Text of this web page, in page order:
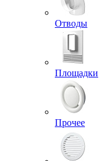
Отводы
Площадки
Прочее